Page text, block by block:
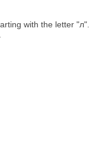
with the letter "л".